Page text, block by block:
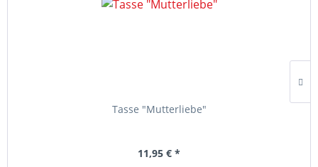
Tasse "Mutterliebe"
11,95 € *